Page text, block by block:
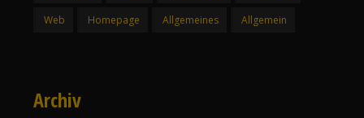
Web Homepage Allgemeines Allgemein
Archiv